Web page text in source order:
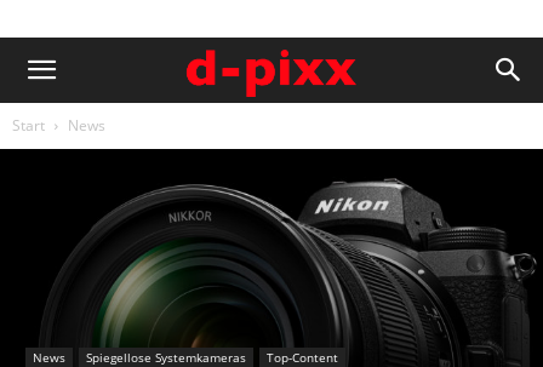
Start News
News Spiegellose Systemkameras Top-Content